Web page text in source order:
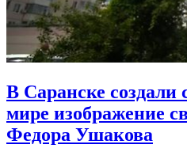
В Саранске создали
мире изображение
Федора Ушакова